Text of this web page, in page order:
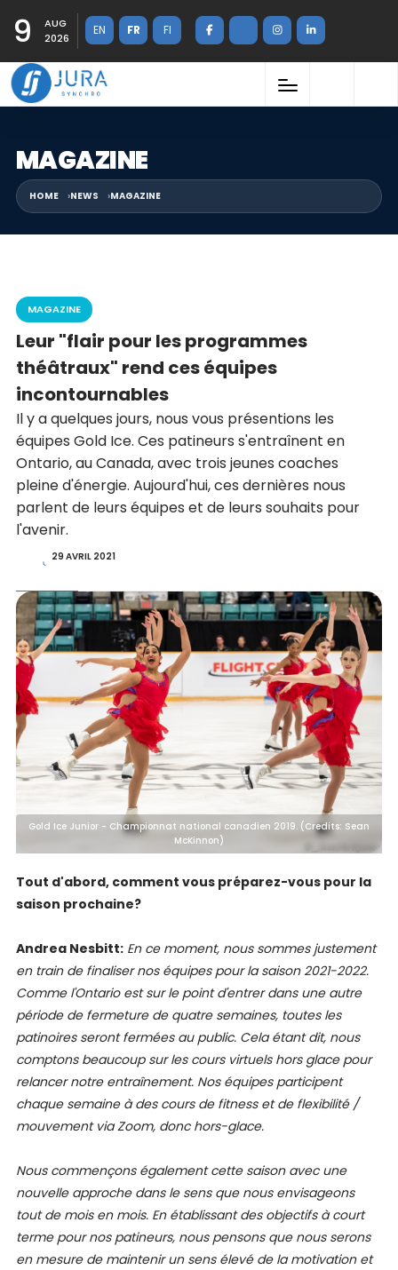
9
AUG
2026
EN FR FI
MAGAZINE
HOME NEWS MAGAZINE
MAGAZINE
Leur "flair pour les programmes
théâtraux" rend ces équipes
incontournables
Il y a quelques jours, nous vous présentions les
équipes Gold Ice. Ces patineurs s'entraînent en
Ontario, au Canada, avec trois jeunes coaches
pleine d'énergie. Aujourd'hui, ces dernières nous
parlent de leurs équipes et de leurs souhaits pour
l'avenir.
29 AVRIL 2021
Gold Ice Junior - Championnat national canadien 2019. (Credits: Sean
McKinnon)
Tout d'abord, comment vous préparez-vous pour la
saison prochaine?
Andrea Nesbitt: En ce moment, nous sommes justement
en train de finaliser nos équipes pour la saison 2021-2022.
Comme l'Ontario est sur le point d'entrer dans une autre
période de fermeture de quatre semaines, toutes les
patinoires seront fermées au public. Cela étant dit, nous
comptons beaucoup sur les cours virtuels hors glace pour
relancer notre entraînement. Nos équipes participent
chaque semaine à des cours de fitness et de flexibilité /
mouvement via Zoom, donc hors-glace.
Nous commençons également cette saison avec une
nouvelle approche dans le sens que nous envisageons
tout de mois en mois. En établissant des objectifs à court
terme pour nos patineurs, nous pensons que nous serons
en mesure de maintenir un sens élevé de la motivation et